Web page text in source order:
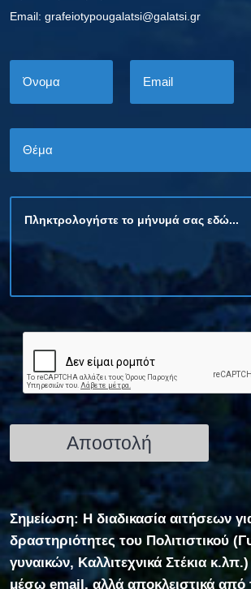
Εmail: grafeiotypougalatsi@galatsi.gr
Σημείωση: Η διαδικασία αιτήσεων
δραστηριότητες του Πολιτιστικού
γυναικών, Καλλιτεχνικά Στέκια κ.λπ.)
μέσω email, αλλά αποκλειστικά από